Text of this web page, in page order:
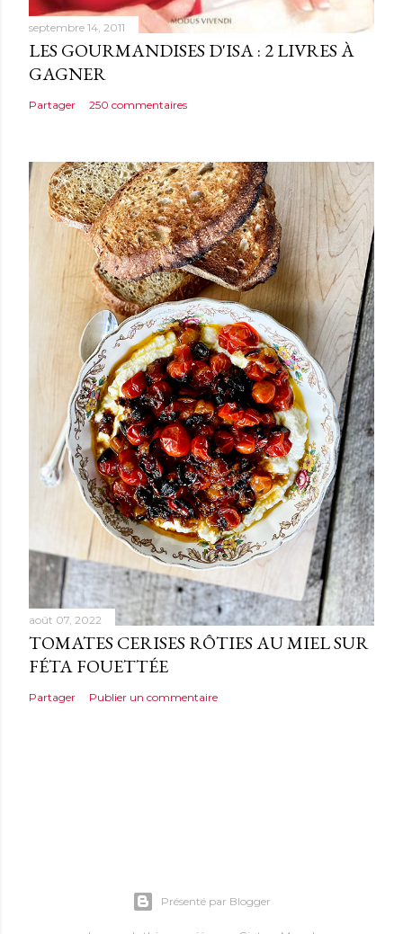
septembre 14, 2011
LES GOURMANDISES D'ISA : 2 LIVRES À
GAGNER
Partager 250 commentaires
août 07, 2022
TOMATES CERISES RÔTIES AU MIEL SUR
FÉTA FOUETTÉE
Partager Publier un commentaire
Présenté par Blogger